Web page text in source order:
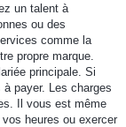
un talent à
ou des
comme la
propre marque.
principale. Si
payer. Les charges
Il vous est même
heures ou exercer